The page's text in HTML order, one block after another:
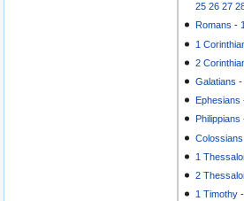
25 26 27
Romans -
1
2
Galatians
Ephesians
Philippians
Colossians
1
2
1 Timothy